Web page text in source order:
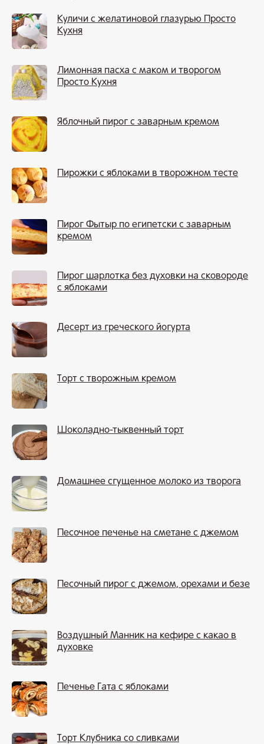
Куличи с желатиновой глазурью Просто
Кухня
Лимонная пасха с маком и творогом
Просто Кухня
Яблочный пирог с заварным кремом
Пирожки с яблоками в творожном тесте
Пирог Фытыр по египетски с заварным
кремом
Пирог шарлотка без духовки на сковороде
с яблоками
Десерт из греческого йогурта
Торт с творожным кремом
Шоколадно-тыквенный торт
Домашнее сгущенное молоко из творога
Песочное печенье на сметане с джемом
Песочный пирог с джемом, орехами и безе
Воздушный Манник на кефире с какао в
духовке
Печенье Гата с яблоками
Торт Клубника со сливками